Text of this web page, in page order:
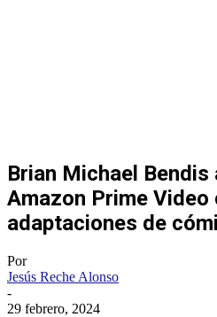
Brian Michael Bendis
Amazon Prime Video
adaptaciones de
Por
Jesús Reche Alonso
-
29 febrero, 2024